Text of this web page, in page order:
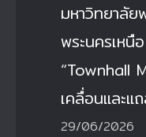
มหาวิทยาลัย
พระนครเหนื
“Townhall
เคลื่อนและแ
29/06/2026